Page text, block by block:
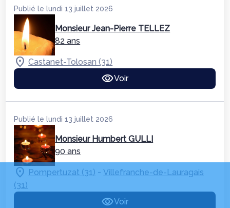
Publié le lundi 13 juillet 2026
Monsieur Jean-Pierre TELLEZ
82 ans
Castanet-Tolosan (31)
Voir
Publié le lundi 13 juillet 2026
Monsieur Humbert GULLI
90 ans
Pompertuzat (31) -Villefranche-de-Lauragais
(31)
Voir